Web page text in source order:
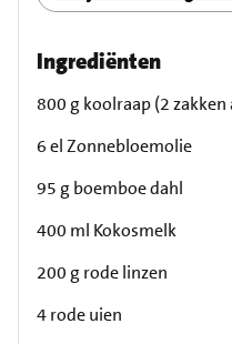
Ingrediënten
800 g koolraap (2 zakken
6 el Zonnebloemolie
95 g boemboe dahl
400 ml Kokosmelk
200 g rode linzen
4 rode uien